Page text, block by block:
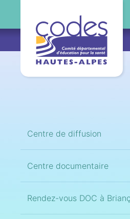
Centre de diffusion
Centre documentaire
Rendez-vous DOC à